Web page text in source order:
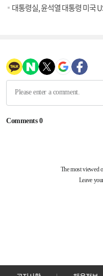
대통령실, 윤석열 대통령 미국 USTR 대